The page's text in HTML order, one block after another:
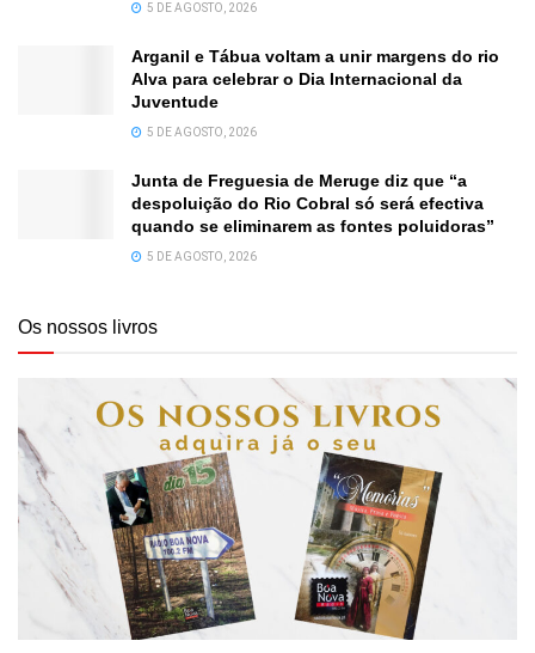
5 DE AGOSTO, 2026
Arganil e Tábua voltam a unir margens do rio
Alva para celebrar o Dia Internacional da
Juventude
5 DE AGOSTO, 2026
Junta de Freguesia de Meruge diz que “a
despoluição do Rio Cobral só será efectiva
quando se eliminarem as fontes poluidoras”
5 DE AGOSTO, 2026
Os nossos livros